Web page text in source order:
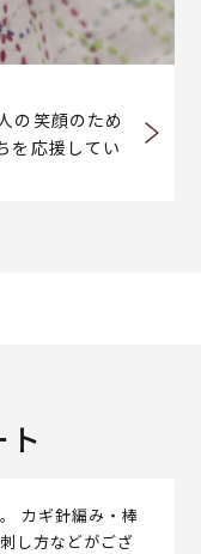
の笑顔のため
を応援してい
カギ針編み・棒
し方などがござ